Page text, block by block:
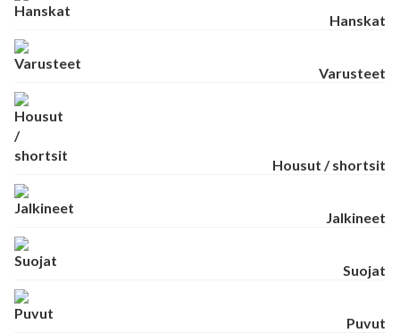
Hanskat
Varusteet
Housut / shortsit
Jalkineet
Suojat
Puvut